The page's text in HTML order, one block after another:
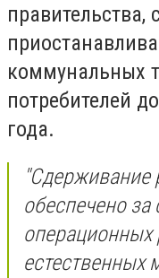
правительства,
коммунальных
потребителей
года.
"Сдерживание
обеспечено
операционных
естественных